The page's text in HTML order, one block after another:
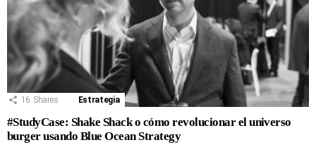
16 Shares Estrategia
#StudyCase: Shake Shack o cómo revolucionar el universo
burger usando Blue Ocean Strategy